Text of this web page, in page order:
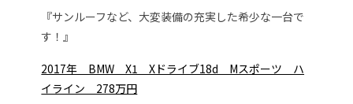
納車blog
スタッフblog
『サンルーフなど、大変装備の充実した希少な一台で
す！』
2017年 BMW X1 Xドライブ18d Mスポーツ ハ
イライン 278万円